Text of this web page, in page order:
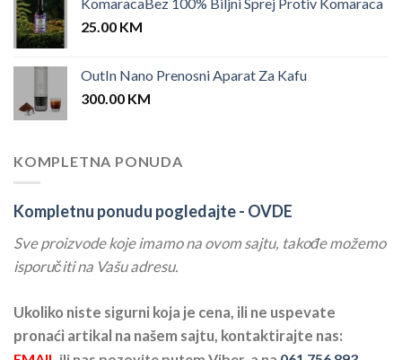
25.00 KM
OutIn Nano Prenosni Aparat Za Kafu
300.00 KM
KOMPLETNA PONUDA
Kompletnu ponudu pogledajte - OVDE
Sve proizvode koje imamo na ovom sajtu, takođe možemo
isporučiti na Vašu adresu.
Ukoliko niste sigurni koja je cena, ili ne uspevate
pronaći artikal na našem sajtu, kontaktirajte nas: